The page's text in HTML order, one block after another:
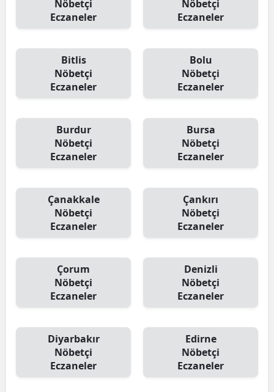
Zonguldak
Bayburt
Kırıkkale
Osmaniye
Nöbetçi
Eczaneler
Nöbetçi
Eczaneler
Bitlis
Nöbetçi
Eczaneler
Bolu
Nöbetçi
Eczaneler
Burdur
Nöbetçi
Eczaneler
Bursa
Nöbetçi
Eczaneler
Çanakkale
Nöbetçi
Eczaneler
Çankırı
Nöbetçi
Eczaneler
Çorum
Nöbetçi
Eczaneler
Denizli
Nöbetçi
Eczaneler
Diyarbakır
Nöbetçi
Eczaneler
Edirne
Nöbetçi
Eczaneler